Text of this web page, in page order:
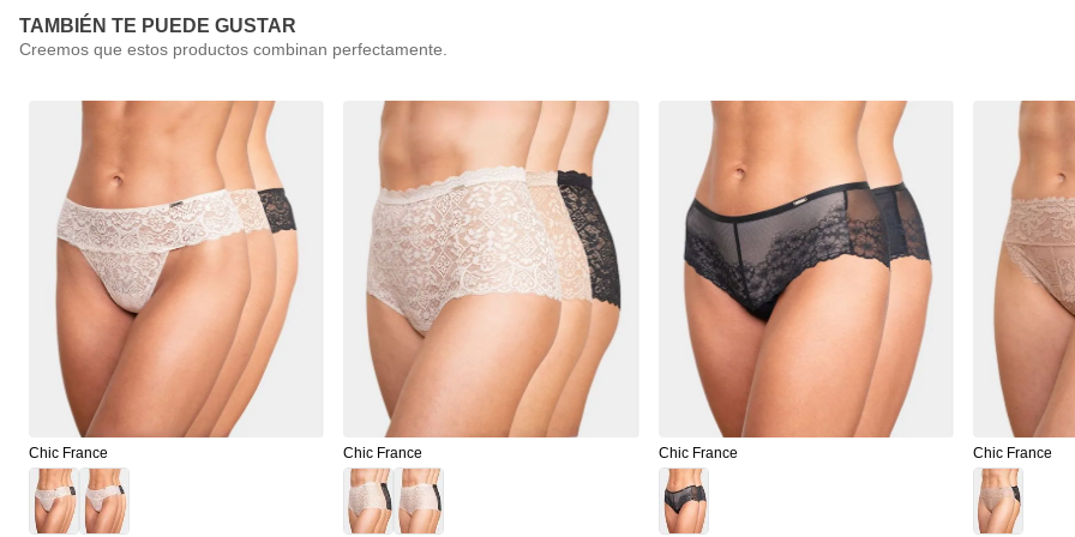
TAMBIÉN TE PUEDE GUSTAR
Chic France Chic France Chic France Chic France